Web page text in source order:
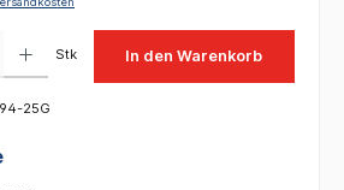
Stk In den Warenkorb
25G